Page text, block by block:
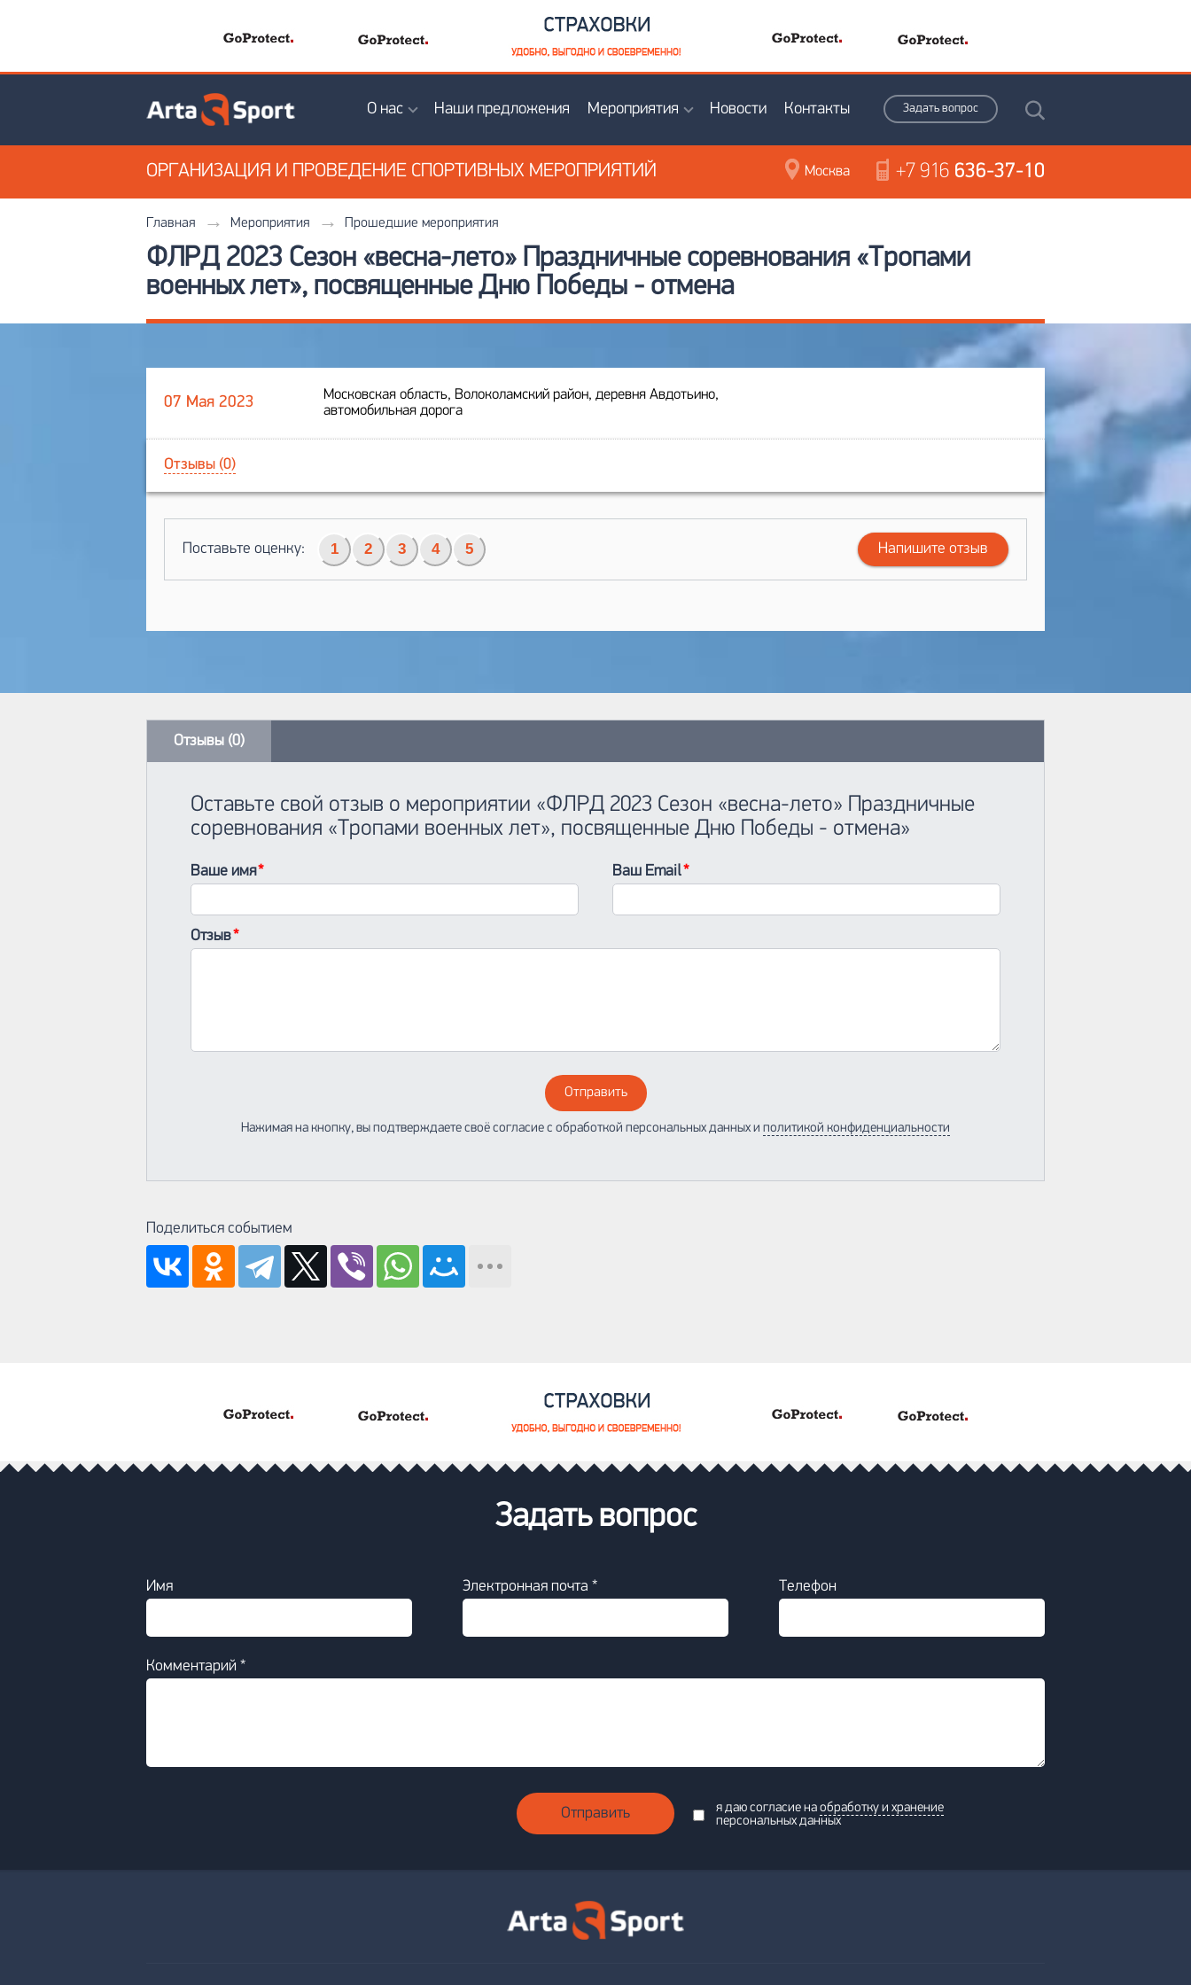
Задать вопрос
О нас Наши предложения Мероприятия Новости Контакты
ОРГАНИЗАЦИЯ И ПРОВЕДЕНИЕ СПОРТИВНЫХ МЕРОПРИЯТИЙ +7 916 636-37-10
Москва
Главная Мероприятия Прошедшие мероприятия
ФЛРД 2023 Сезон «весна-лето» Праздничные соревнования «Тропами
военных лет», посвященные Дню Победы - отмена
07 Мая 2023
Московская область, Волоколамский район, деревня Авдотьино,
автомобильная дорога
Отзывы (0)
Поставьте оценку: 1 2 3 4 5 Напишите отзыв
Отзывы (0)
Оставьте свой отзыв о мероприятии «ФЛРД 2023 Сезон «весна-лето» Праздничные
соревнования «Тропами военных лет», посвященные Дню Победы - отмена»
Ваше имя Ваш Email
Отзыв
Отправить
Нажимая на кнопку, вы подтверждаете своё согласие с обработкой персональных данных и политикой конфиденциальности
Поделиться событием
Задать вопрос
Имя Электронная почта * Телефон
Комментарий *
я даю согласие наобработку и хранение
персональных данных
Отправить